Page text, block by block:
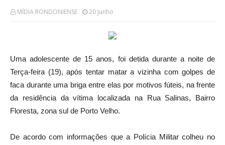
MÍDIA RONDONIENSE 20 Junho
Uma adolescente de 15 anos, foi detida durante a noite de
Terça-feira (19), após tentar matar a vizinha com golpes de
faca durante uma briga entre elas por motivos fúteis, na frente
da residência da vítima localizada na Rua Salinas, Bairro
Floresta, zona sul de Porto Velho.
De acordo com informações que a Polícia Militar colheu no